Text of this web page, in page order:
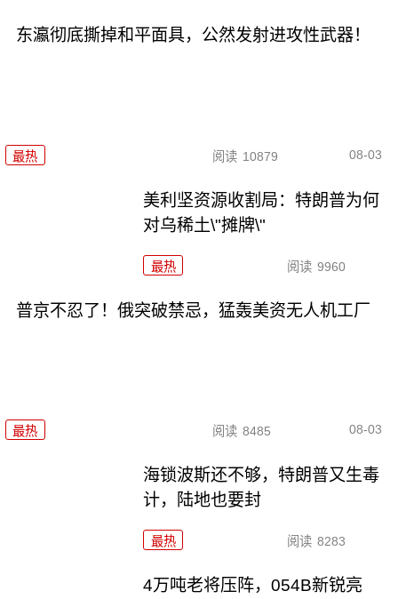
东瀛彻底撕掉和平面具，公然发射进攻性武器！
最热 阅读 10879 08-03
美利坚资源收割局：特朗普为何
对乌稀土\"摊牌\"
最热 阅读 9960
普京不忍了！俄突破禁忌，猛轰美资无人机工厂
最热 阅读 8485 08-03
海锁波斯还不够，特朗普又生毒
计，陆地也要封
最热 阅读 8283
4万吨老将压阵，054B新锐亮